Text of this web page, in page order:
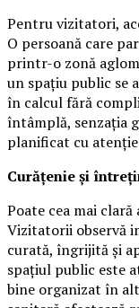
Pentru vizitatori,
O persoană care
printr-o zonă
un spațiu public se
în calcul fără
întâmplă, senzația
planificat cu
Curățenie și
Poate cea mai
Vizitatorii observă
curată, îngrijită și
spațiul public este
bine organizat în